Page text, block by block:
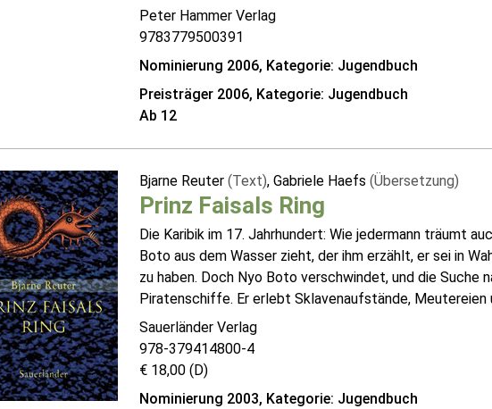
Peter Hammer Verlag
9783779500391
Nominierung 2006, Kategorie: Jugendbuch
Preisträger 2006, Kategorie: Jugendbuch
Ab 12
Bjarne Reuter (Text), Gabriele Haefs (Übersetzung)
Prinz Faisals Ring
Die Karibik im 17. Jahrhundert: Wie jedermann träumt
Boto aus dem Wasser zieht, der ihm erzählt, er sei in
zu haben. Doch Nyo Boto verschwindet, und die
Piratenschiffe. Er erlebt Sklavenaufstände, Meutereien
Sauerländer Verlag
978-379414800-4
€ 18,00 (D)
Nominierung 2003, Kategorie: Jugendbuch